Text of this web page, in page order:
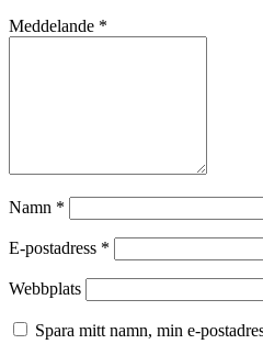
Meddelande *
Namn *
E-postadress *
Webbplats
Spara mitt namn, min e-